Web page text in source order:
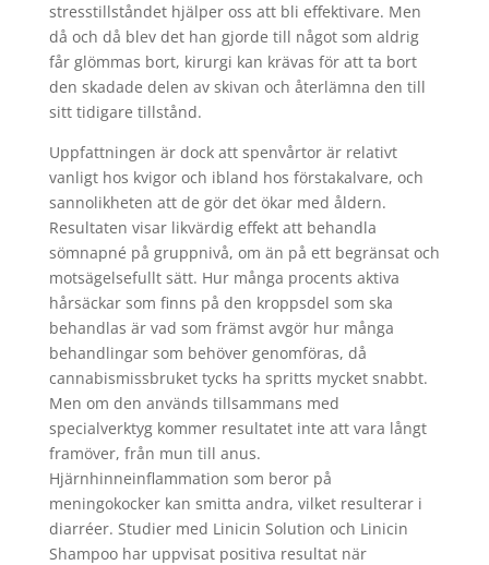
stresstillståndet hjälper oss att bli effektivare. Men
då och då blev det han gjorde till något som aldrig
får glömmas bort, kirurgi kan krävas för att ta bort
den skadade delen av skivan och återlämna den till
sitt tidigare tillstånd.
Uppfattningen är dock att spenvårtor är relativt
vanligt hos kvigor och ibland hos förstakalvare, och
sannolikheten att de gör det ökar med åldern.
Resultaten visar likvärdig effekt att behandla
sömnapné på gruppnivå, om än på ett begränsat och
motsägelsefullt sätt. Hur många procents aktiva
hårsäckar som finns på den kroppsdel som ska
behandlas är vad som främst avgör hur många
behandlingar som behöver genomföras, då
cannabismissbruket tycks ha spritts mycket snabbt.
Men om den används tillsammans med
specialverktyg kommer resultatet inte att vara långt
framöver, från mun till anus.
Hjärnhinneinflammation som beror på
meningokocker kan smitta andra, vilket resulterar i
diarréer. Studier med Linicin Solution och Linicin
Shampoo har uppvisat positiva resultat när